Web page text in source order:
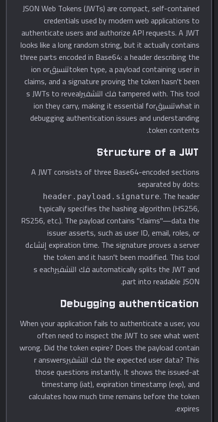
JSON Web Tokens (JWTs) are compact, self-contained
credentials used by modern web applications to
authenticate users and authorize API requests. A JWT
looks like a long random string, but it actually contains
three parts encoded in Base64: a header describing the
token type, a payload containing user inتنسيقion or
claims, and a signature proving the token hasn't been
tampered with. This tool فك التشفيرs JWTs to reveal
what inتنسيقion they carry, making it essential for
debugging authentication issues and understanding
token contents.
Structure of a JWT
A JWT consists of three Base64-encoded sections
separated by dots:
header.payload.signature. The header
typically specifies the hashing algorithm (HS256,
RS256, etc.). The payload contains "claims"—data the
issuer asserts, such as user ID, email, roles, or
expiration time. The signature proves a server إنشاءd
the token and it hasn't been modified. This tool
automatically splits the JWT and فك التشفيرs each
part into readable JSON.
Debugging authentication
When your application fails to authenticate a user, you
often need to inspect the JWT to see what went
wrong. Did the token expire? Does the payload contain
the expected user data? This فك التشفيرr answers
those questions instantly. It shows the issued-at
timestamp (iat), expiration timestamp (exp), and
calculates how much time remains before the token
expires.